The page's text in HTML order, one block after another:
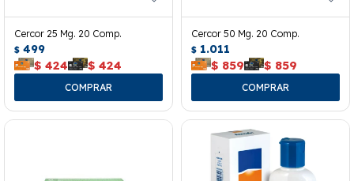
Cercor 25 Mg. 20 Comp.
$ 499
$ 424 $ 424
Cercor 50 Mg. 20 Comp.
$ 1.011
$ 859 $ 859